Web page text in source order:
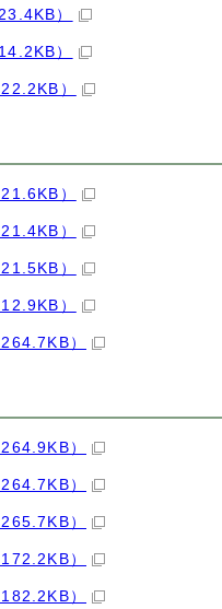
）
）
）
）
）
）
）
）
）
）
）
）
）